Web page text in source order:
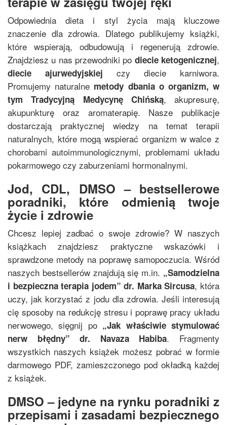
Odpowiednia dieta i styl życia mają kluczowe
znaczenie dla zdrowia. Dlatego publikujemy książki,
które wspierają, odbudowują i regenerują zdrowie.
Znajdziesz u nas przewodniki po diecie ketogenicznej,
diecie ajurwedyjskiej czy diecie karniwora.
Promujemy naturalne metody dbania o organizm, w
tymTradycyjną Medycynę Chińską, akupresurę,
akupunkturę oraz aromaterapię. Nasze publikacje
dostarczają praktycznej wiedzy na temat terapii
naturalnych, które mogą wspierać organizm w walce z
chorobami autoimmunologicznymi, problemami układu
pokarmowego czy zaburzeniami hormonalnymi.
Jod, CDL, DMSO – bestsellerowe
poradniki, które odmienią twoje
życie i zdrowie
Chcesz lepiej zadbać o swoje zdrowie? W naszych
książkach znajdziesz praktyczne wskazówki i
sprawdzone metody na poprawę samopoczucia. Wśród
naszych bestsellerów znajdują się m.in. „Samodzielna
i bezpieczna terapia jodem”dr. Marka Sircusa, która
uczy, jak korzystać z jodu dla zdrowia. Jeśli interesują
cię sposoby na redukcję stresu i poprawę pracy układu
nerwowego, sięgnij po „Jak właściwie stymulować
nerw błędny”dr. Navaza Habiba. Fragmenty
wszystkich naszych książek możesz pobrać w formie
darmowego PDF, zamieszczonego pod okładką każdej
z książek.
DMSO – jedyne na rynku poradniki z
przepisami i zasadami bezpiecznego